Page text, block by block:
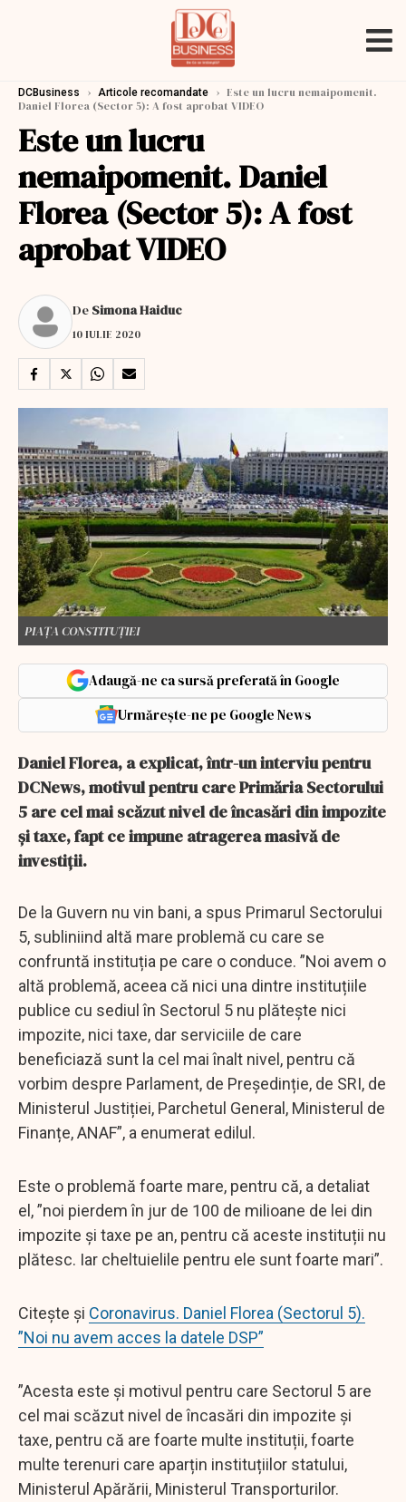
DCBusiness › Articole recomandate › Este un lucru nemaipomenit.
Daniel Florea (Sector 5): A fost aprobat VIDEO
Este un lucru
nemaipomenit. Daniel
Florea (Sector 5): A fost
aprobat VIDEO
De Simona Haiduc
10 IULIE 2020
PIAȚA CONSTITUȚIEI
Adaugă-ne ca sursă preferată în Google
Urmărește-ne pe Google News
Daniel Florea, a explicat, într-un interviu pentru
DCNews, motivul pentru care Primăria Sectorului
5 are cel mai scăzut nivel de încasări din impozite
și taxe, fapt ce impune atragerea masivă de
investiții.
De la Guvern nu vin bani, a spus Primarul Sectorului
5, subliniind altă mare problemă cu care se
confruntă instituția pe care o conduce. ”Noi avem o
altă problemă, aceea că nici una dintre instituțiile
publice cu sediul în Sectorul 5 nu plătește nici
impozite, nici taxe, dar serviciile de care
beneficiază sunt la cel mai înalt nivel, pentru că
vorbim despre Parlament, de Președinție, de SRI, de
Ministerul Justiției, Parchetul General, Ministerul de
Finanțe, ANAF”, a enumerat edilul.
Este o problemă foarte mare, pentru că, a detaliat
el, ”noi pierdem în jur de 100 de milioane de lei din
impozite și taxe pe an, pentru că aceste instituții nu
plătesc. Iar cheltuielile pentru ele sunt foarte mari”.
Citește și Coronavirus. Daniel Florea (Sectorul 5).
”Noi nu avem acces la datele DSP”
”Acesta este și motivul pentru care Sectorul 5 are
cel mai scăzut nivel de încasări din impozite și
taxe, pentru că are foarte multe instituții, foarte
multe terenuri care aparțin instituțiilor statului,
Ministerul Apărării, Ministerul Transporturilor.